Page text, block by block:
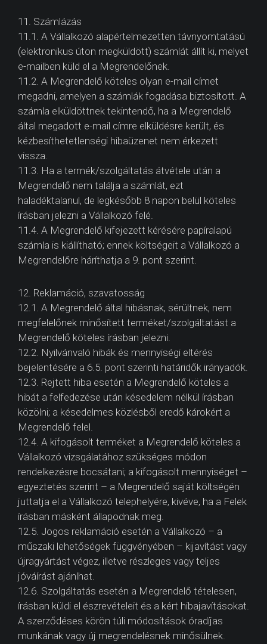
11. Számlázás
11.1. A Vállalkozó alapértelmezetten távnyomtatású
(elektronikus úton megküldött) számlát állít ki, melyet
e-mailben küld el a Megrendelőnek.
11.2. A Megrendelő köteles olyan e-mail címet
megadni, amelyen a számlák fogadása biztosított. A
számla elküldöttnek tekintendő, ha a Megrendelő
által megadott e-mail címre elküldésre került, és
kézbesíthetetlenségi hibaüzenet nem érkezett
vissza.
11.3. Ha a termék/szolgáltatás átvétele után a
Megrendelő nem találja a számlát, ezt
haladéktalanul, de legkésőbb 8 napon belül köteles
írásban jelezni a Vállalkozó felé.
11.4. A Megrendelő kifejezett kérésére papíralapú
számla is kiállítható; ennek költségeit a Vállalkozó a
Megrendelőre háríthatja a 9. pont szerint.
12. Reklamáció, szavatosság
12.1. A Megrendelő által hibásnak, sérültnek, nem
megfelelőnek minősített terméket/szolgáltatást a
Megrendelő köteles írásban jelezni.
12.2. Nyilvánvaló hibák és mennyiségi eltérés
bejelentésére a 6.5. pont szerinti határidők irányadók.
12.3. Rejtett hiba esetén a Megrendelő köteles a
hibát a felfedezése után késedelem nélkül írásban
közölni; a késedelmes közlésből eredő károkért a
Megrendelő felel.
12.4. A kifogásolt terméket a Megrendelő köteles a
Vállalkozó vizsgálatához szükséges módon
rendelkezésre bocsátani; a kifogásolt mennyiséget –
egyeztetés szerint – a Megrendelő saját költségén
juttatja el a Vállalkozó telephelyére, kivéve, ha a Felek
írásban másként állapodnak meg.
12.5. Jogos reklamáció esetén a Vállalkozó – a
műszaki lehetőségek függvényében – kijavítást vagy
újragyártást végez, illetve részleges vagy teljes
jóváírást ajánlhat.
12.6. Szolgáltatás esetén a Megrendelő tételesen,
írásban küldi el észrevételeit és a kért hibajavításokat.
A szerződéses körön túli módosítások óradíjas
munkának vagy új megrendelésnek minősülnek.